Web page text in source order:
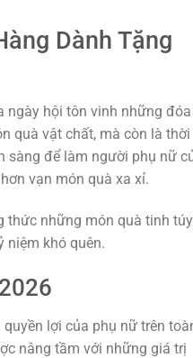
Dành Tặng
ngày hội tôn vinh những đóa
quà vật chất, mà còn là thời
sàng để làm người phụ nữ
vạn món quà xa xỉ.
thức những món quà tinh
niệm khó quên.
lợi của phụ nữ trên
nâng tầm với những giá trị